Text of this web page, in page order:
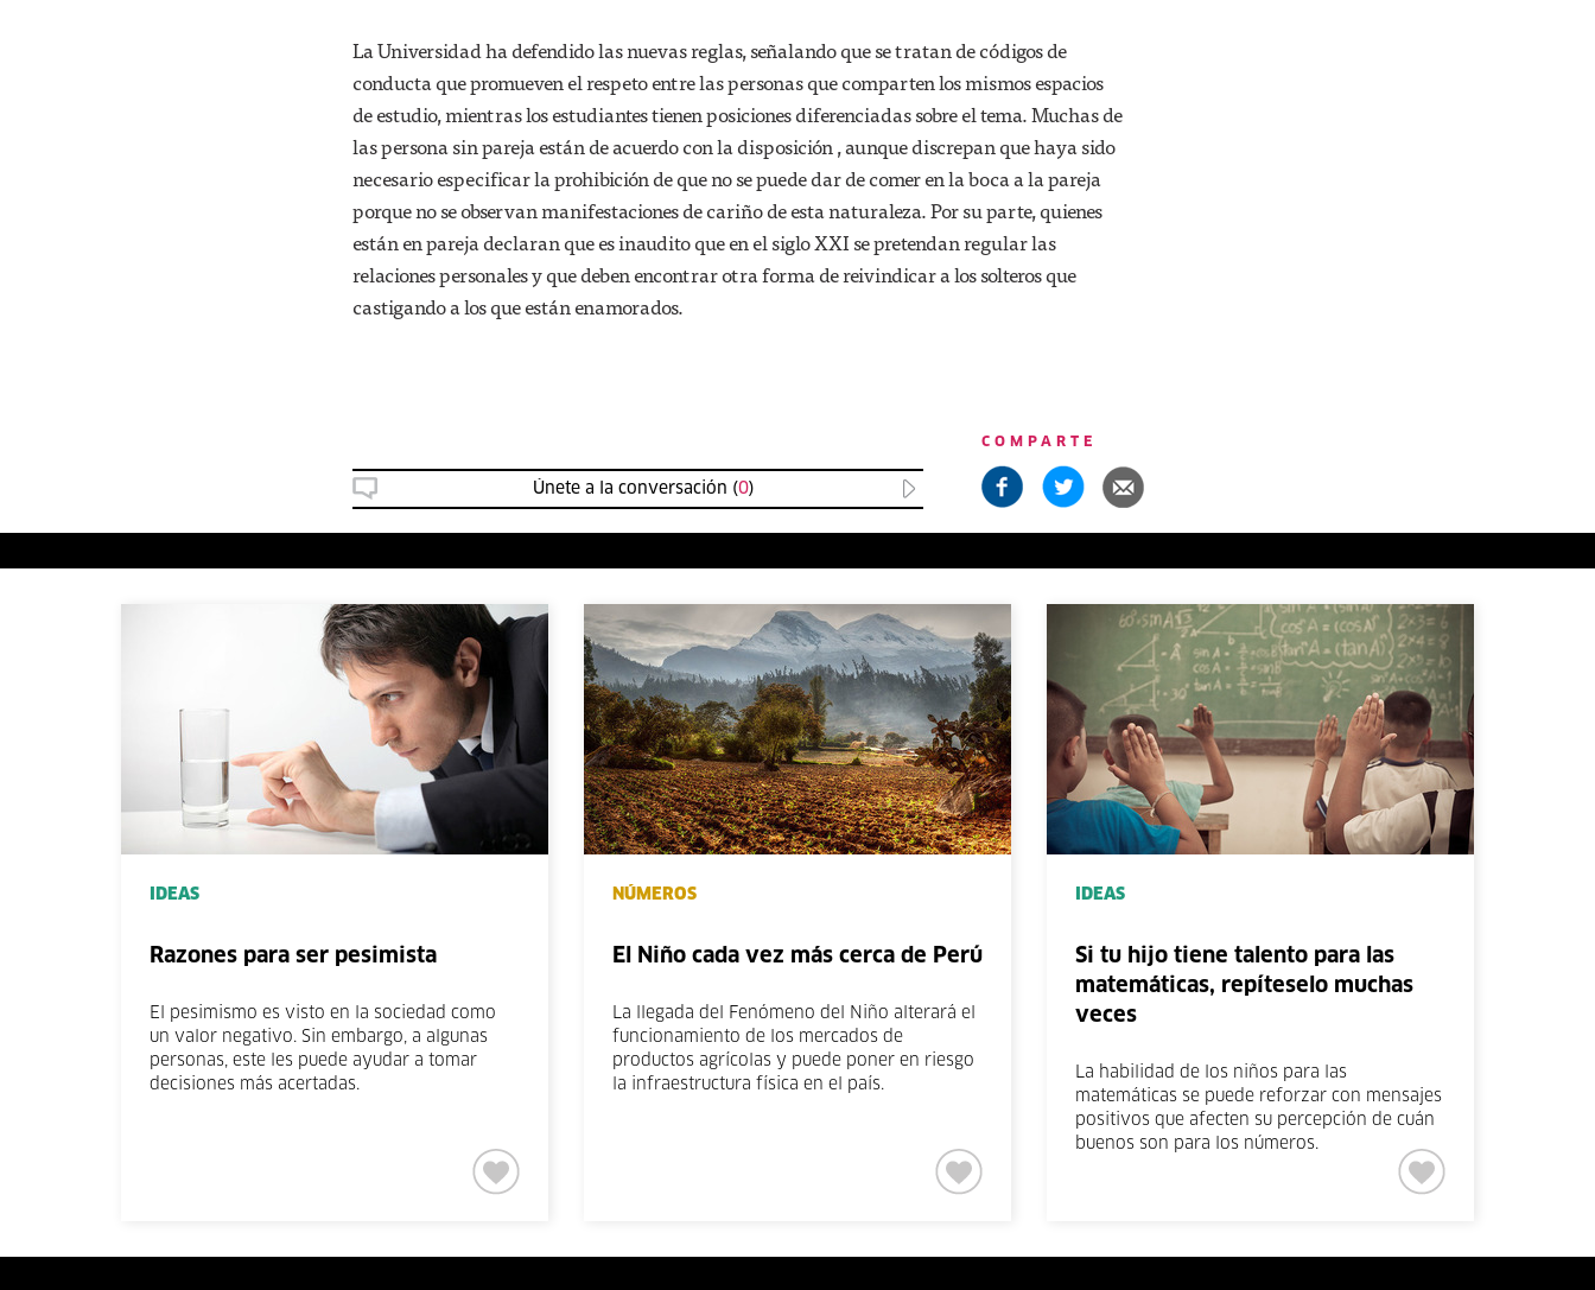
La Universidad ha defendido las nuevas reglas, señalando que se tratan de códigos de
conducta que promueven el respeto entre las personas que comparten los mismos espacios
de estudio, mientras los estudiantes tienen posiciones diferenciadas sobre el tema. Muchas de
las persona sin pareja están de acuerdo con la disposición , aunque discrepan que haya sido
necesario especificar la prohibición de que no se puede dar de comer en la boca a la pareja
porque no se observan manifestaciones de cariño de esta naturaleza. Por su parte, quienes
están en pareja declaran que es inaudito que en el siglo XXI se pretendan regular las
relaciones personales y que deben encontrar otra forma de reivindicar a los solteros que
castigando a los que están enamorados.
Únete a la conversación (0)
COMPARTE
IDEAS
Razones para ser pesimista
El pesimismo es visto en la sociedad como
un valor negativo. Sin embargo, a algunas
personas, este les puede ayudar a tomar
decisiones más acertadas.
NÚMEROS
El Niño cada vez más cerca de Perú
La llegada del Fenómeno del Niño alterará el
funcionamiento de los mercados de
productos agrícolas y puede poner en riesgo
la infraestructura física en el país.
IDEAS
Si tu hijo tiene talento para las
matemáticas, repíteselo muchas
veces
La habilidad de los niños para las
matemáticas se puede reforzar con mensajes
positivos que afecten su percepción de cuán
buenos son para los números.